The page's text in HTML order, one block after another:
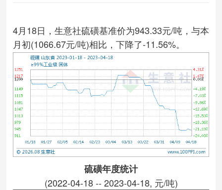
4月18日，生意社硫磺基准价为943.33元/吨，与本
月初(1066.67元/吨)相比，下降了-11.56%。
硫磺年度统计
(2022-04-18 -- 2023-04-18, 元/吨)